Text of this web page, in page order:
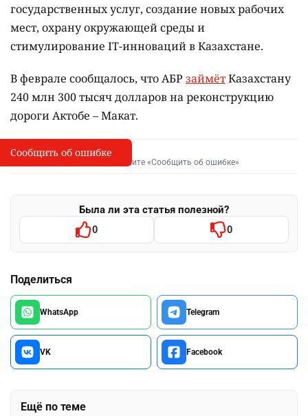
государственных услуг, создание новых рабочих
мест, охрану окружающей среды и
стимулирование IT-инноваций в Казахстане.
В феврале сообщалось, что АБР займётКазахстану
240 млн 300 тысяч долларов на реконструкцию
дороги Актобе – Макат.
I
Сообщить об опечатке
Выделите фрагмент и нажмите «Сообщить об ошибке»
Была ли эта статья полезной?
0 0
Поделиться
WhatsApp Telegram
VK Facebook
Ещё по теме
Сообщить об ошибке